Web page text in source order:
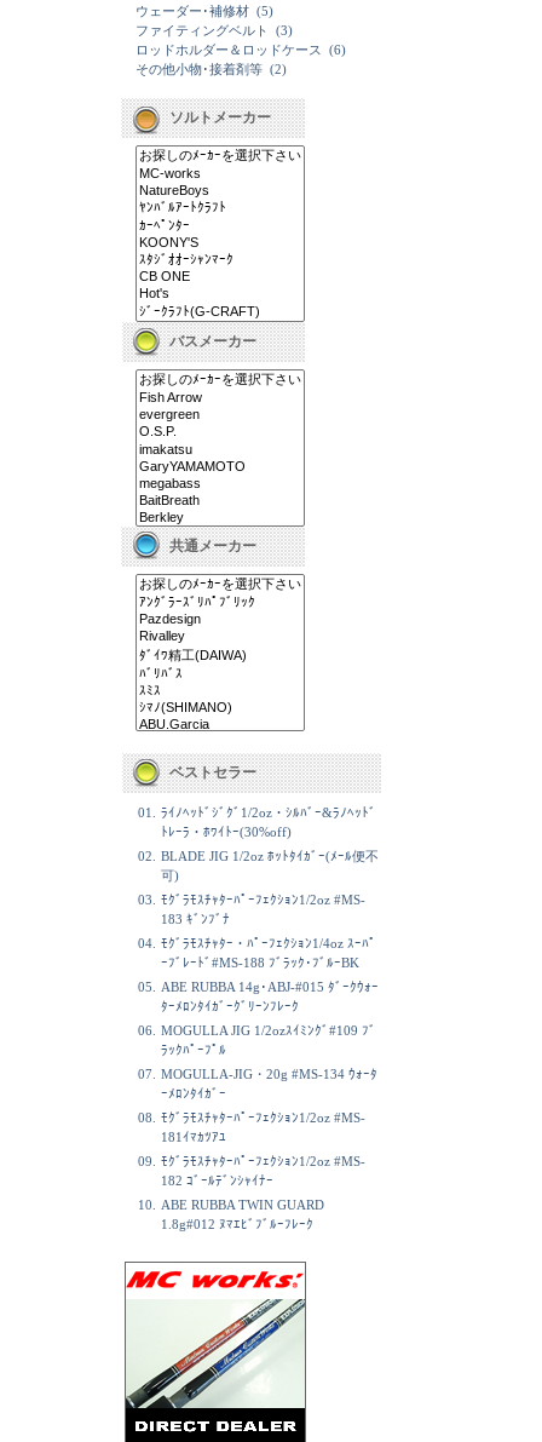
ウェーダー･補修材 (5)
ファイティングベルト
(3)
ロッドホルダー＆ロッドケース
(6)
その他小物･接着剤等 (2)
ソルトメーカー
バスメーカー
共通メーカー
ベストセラー
01.
ﾗｲﾉﾍｯﾄﾞｼﾞｸﾞ1/2oz・ｼﾙﾊﾞｰ&ﾗﾉﾍｯﾄﾞ
ﾄﾚｰﾗ・ﾎﾜｲﾄｰ(30%off)
02.
BLADE JIG 1/2oz ﾎｯﾄﾀｲｶﾞｰ(ﾒｰﾙ便不
可)
03.
ﾓｸﾞﾗﾓｽﾁｬﾀｰﾊﾟｰﾌｪｸｼｮﾝ1/2oz #MS-
183 ｷﾞﾝﾌﾞﾅ
04. ﾓｸﾞﾗﾓｽﾁｬﾀｰ・ﾊﾟｰﾌｪｸｼｮﾝ1/4oz ｽｰﾊﾟ
ｰﾌﾞﾚｰﾄﾞ#MS-188 ﾌﾞﾗｯｸ･ﾌﾞﾙｰBK
05.
ABE RUBBA 14g･ABJ-#015 ﾀﾞｰｸｳｫｰ
ﾀｰﾒﾛﾝﾀｲｶﾞｰｸﾞﾘｰﾝﾌﾚｰｸ
06. MOGULLA JIG 1/2ozｽｲﾐﾝｸﾞ#109 ﾌﾞ
ﾗｯｸﾊﾟｰﾌﾟﾙ
07. MOGULLA-JIG・20g #MS-134 ｳｫｰﾀ
ｰﾒﾛﾝﾀｲｶﾞｰ
08.
ﾓｸﾞﾗﾓｽﾁｬﾀｰﾊﾟｰﾌｪｸｼｮﾝ1/2oz #MS-
181ｲﾏｶﾂｱﾕ
09.
ﾓｸﾞﾗﾓｽﾁｬﾀｰﾊﾟｰﾌｪｸｼｮﾝ1/2oz #MS-
182 ｺﾞｰﾙﾃﾞﾝｼｬｲﾅｰ
10.
ABE RUBBA TWIN GUARD
1.8g#012 ﾇﾏｴﾋﾞﾌﾞﾙｰﾌﾚｰｸ